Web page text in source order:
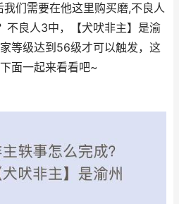
们需要在他这里购买磨,不良人
不良人3中，【犬吠非主】是渝
等级达到56级才可以触发，这
面一起来看看吧~